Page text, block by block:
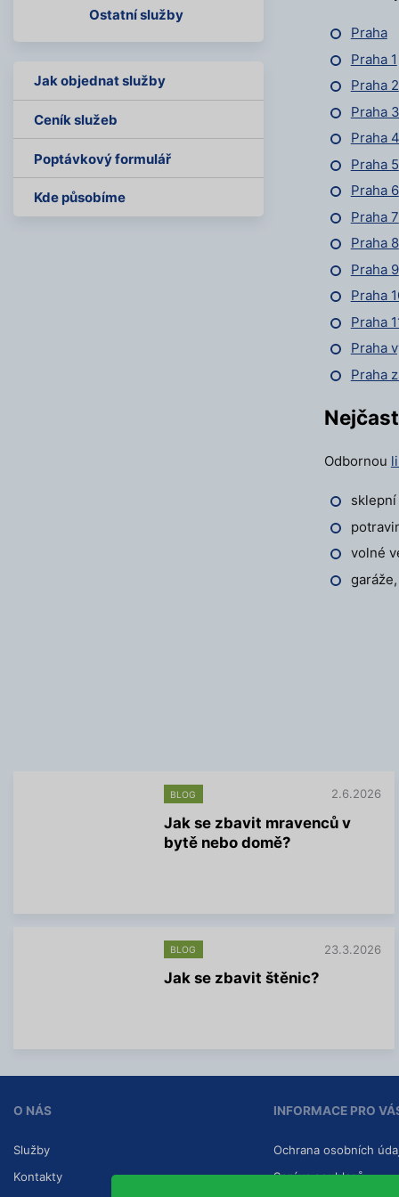
Praha
Praha 1
Praha 2
Praha 3
Praha 4
Praha 5
Praha 6
Praha 7
Praha 8
Praha 9
Praha
Praha
Praha
Praha
Odbornou
volné
Ostatní služby
Jak objednat služby
Ceník služeb
Poptávkový formulář
Kde působíme
BLOG 2.6.2026
Jak se zbavit mravenců v
bytě nebo domě?
n
f
o
BLOG 23.3.2026
Jak se zbavit štěnic?
c
O NÁS
Služby
Kontakty
INFORMACE PRO
Ochrana osobních
Správa souhlasů